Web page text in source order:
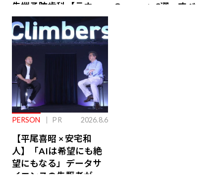
先端予防歯科【ラウン
ジ会員特典あり】
Owners」3選。すべて
PERSON PR 2026.8.6
【平尾喜昭 × 安宅和
人】「AIは希望にも絶
望にもなる」データサ
イエンスの先駆者が語